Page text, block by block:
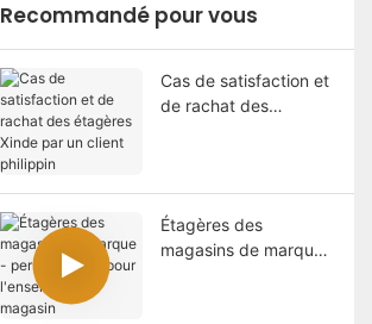
Recommandé pour vous
Cas de satisfaction et
de rachat des
Étagères des
magasins de marque -